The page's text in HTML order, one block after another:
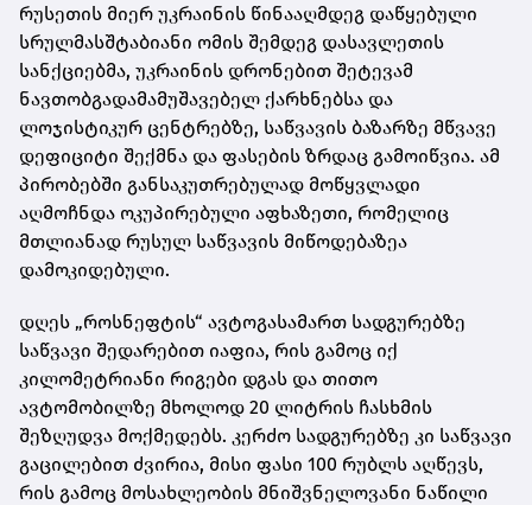
რუსეთის მიერ უკრაინის წინააღმდეგ დაწყებული
სრულმასშტაბიანი ომის შემდეგ დასავლეთის
სანქციებმა, უკრაინის დრონებით შეტევამ
ნავთობგადამამუშავებელ ქარხნებსა და
ლოჯისტიკურ ცენტრებზე, საწვავის ბაზარზე მწვავე
დეფიციტი შექმნა და ფასების ზრდაც გამოიწვია. ამ
პირობებში განსაკუთრებულად მოწყვლადი
აღმოჩნდა ოკუპირებული აფხაზეთი, რომელიც
მთლიანად რუსულ საწვავის მიწოდებაზეა
დამოკიდებული.
დღეს „როსნეფტის“ ავტოგასამართ სადგურებზე
საწვავი შედარებით იაფია, რის გამოც იქ
კილომეტრიანი რიგები დგას და თითო
ავტომობილზე მხოლოდ 20 ლიტრის ჩასხმის
შეზღუდვა მოქმედებს. კერძო სადგურებზე კი საწვავი
გაცილებით ძვირია, მისი ფასი 100 რუბლს აღწევს,
რის გამოც მოსახლეობის მნიშვნელოვანი ნაწილი